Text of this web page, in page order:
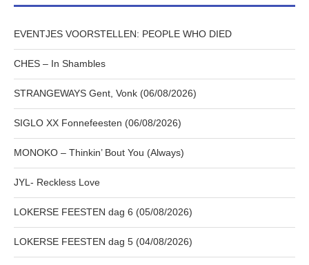
EVENTJES VOORSTELLEN: PEOPLE WHO DIED
CHES – In Shambles
STRANGEWAYS Gent, Vonk (06/08/2026)
SIGLO XX Fonnefeesten (06/08/2026)
MONOKO – Thinkin’ Bout You (Always)
JYL- Reckless Love
LOKERSE FEESTEN dag 6 (05/08/2026)
LOKERSE FEESTEN dag 5 (04/08/2026)